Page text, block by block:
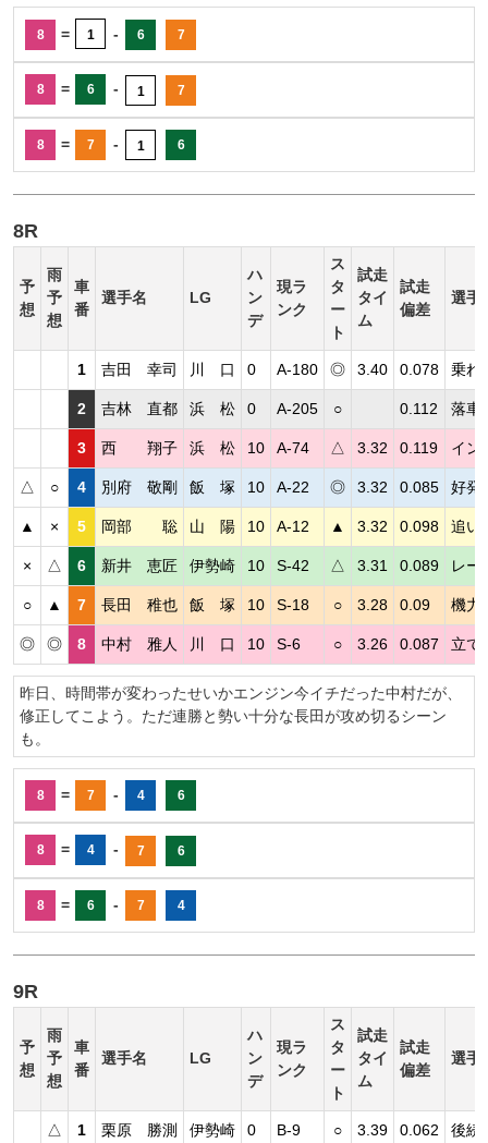
8 = 1 - 6 7
8 = 6 - 1 7
8 = 7 - 1 6
8R
予
想
雨
予
想
車
番
選手名 LG
ハ
ン
デ
現ラ
ンク
ス
タ
ー
ト
試走
タイ
ム
試走
偏差
選手
1 吉田 幸司 川 口 0 A-180 ◎ 3.40 0.078 乗れ
2 吉林 直都 浜 松 0 A-205 ○ 0.112 落車
3 西 翔子 浜 松 10 A-74 △ 3.32 0.119 イン
△ ○ 4 別府 敬剛 飯 塚 10 A-22 ◎ 3.32 0.085 好発
▲ × 5 岡部 聡 山 陽 10 A-12 ▲ 3.32 0.098 追い
× △ 6 新井 恵匠 伊勢崎 10 S-42 △ 3.31 0.089 レー
○ ▲ 7 長田 稚也 飯 塚 10 S-18 ○ 3.28 0.09 機力
◎ ◎ 8 中村 雅人 川 口 10 S-6 ○ 3.26 0.087 立て
昨日、時間帯が変わったせいかエンジン今イチだった中村だが、
修正してこよう。ただ連勝と勢い十分な長田が攻め切るシーン
も。
8 = 7 - 4 6
8 = 4 - 7 6
8 = 6 - 7 4
9R
予
想
雨
予
想
車
番
選手名 LG
ハ
ン
デ
現ラ
ンク
ス
タ
ー
ト
試走
タイ
ム
試走
偏差
選手
△ 1 栗原 勝測 伊勢崎 0 B-9 ○ 3.39 0.062 後続